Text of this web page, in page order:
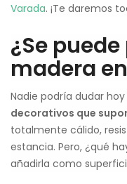
Varada. ¡Te daremos
¿Se
madera
Nadie podría dudar
decorativos que
totalmente cálido,
estancia. Pero, ¿qué
añadirla como